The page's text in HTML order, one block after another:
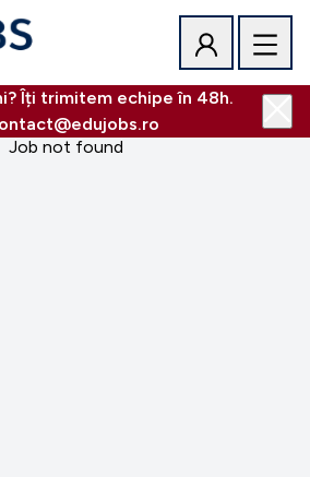
Îți trimitem echipe în 48h.
Job not found